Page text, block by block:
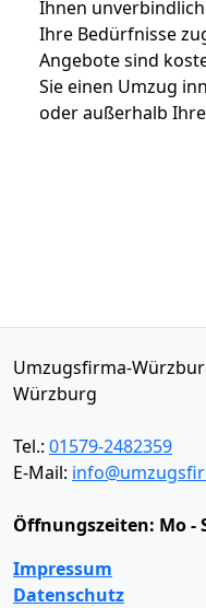
Ihnen
Ihre Bedürfnisse
Angebote sind
Sie einen Umzug
oder außerhalb
Umzugsfirma-
Würzburg
Tel.: 01579-2482359
E-Mail:
Öffnungszeiten: Mo -
Impressum
Datenschutz